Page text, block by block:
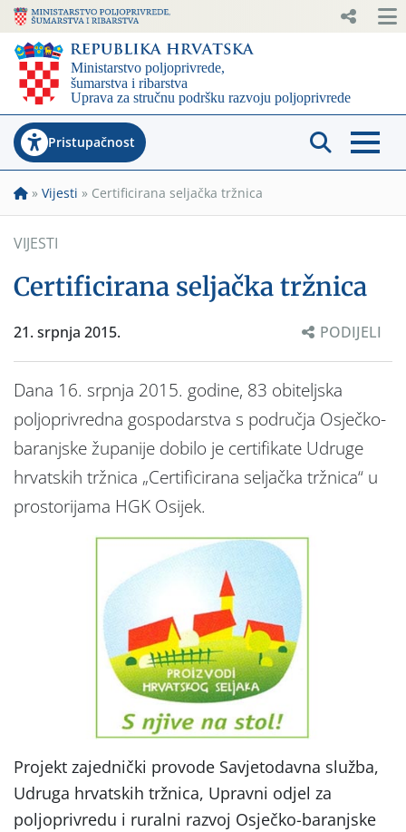
Pristupačnost
» Vijesti » Certificirana seljačka tržnica
VIJESTI
Certificirana seljačka tržnica
21. srpnja 2015. PODIJELI
Dana 16. srpnja 2015. godine, 83 obiteljska
poljoprivredna gospodarstva s područja Osječko-
baranjske županije dobilo je certifikate Udruge
hrvatskih tržnica „Certificirana seljačka tržnica“ u
prostorijama HGK Osijek.
Projekt zajednički provode Savjetodavna služba,
Udruga hrvatskih tržnica, Upravni odjel za
poljoprivredu i ruralni razvoj Osječko-baranjske